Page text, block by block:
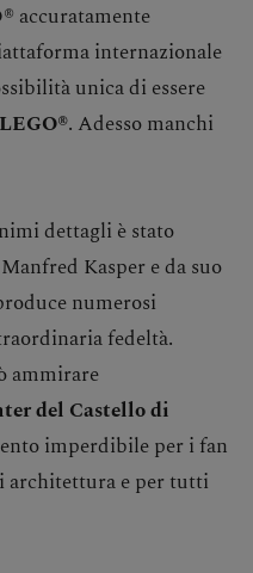
accuratamente
internazionale
unica di essere
. Adesso manchi
dettagli è stato
Kasper e da suo
numerosi
fedeltà.
ammirare
del Castello di
imperdibile per i fan
architettura e per tutti